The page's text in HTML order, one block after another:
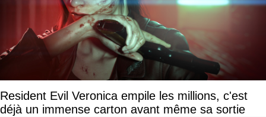
Resident Evil Veronica empile les millions, c'est
déjà un immense carton avant même sa sortie